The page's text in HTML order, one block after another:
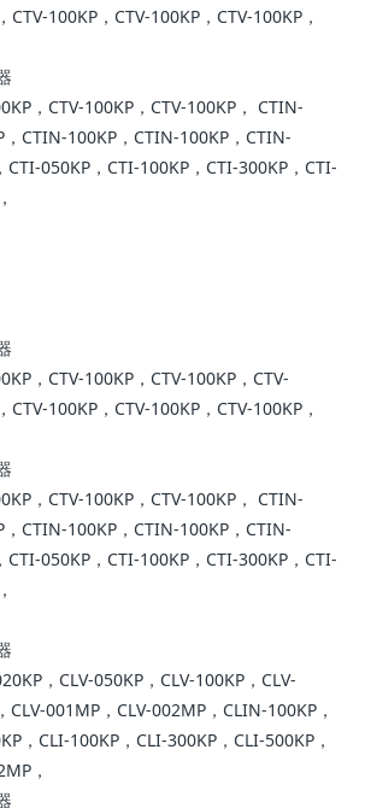
CTV-100KP，CTV-100KP，CTV-100KP，
，CTV-100KP，CTV-100KP， CTIN-
CTIN-100KP，CTIN-100KP，CTIN-
CTI-050KP，CTI-100KP，CTI-300KP，CTI-
，CTV-100KP，CTV-100KP，CTV-
CTV-100KP，CTV-100KP，CTV-100KP，
，CTV-100KP，CTV-100KP， CTIN-
CTIN-100KP，CTIN-100KP，CTIN-
CTI-050KP，CTI-100KP，CTI-300KP，CTI-
，CLV-050KP，CLV-100KP，CLV-
CLV-001MP，CLV-002MP，CLIN-100KP，
，CLI-100KP，CLI-300KP，CLI-500KP，
，